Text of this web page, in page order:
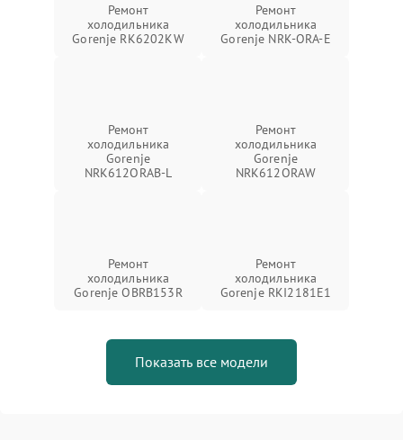
Ремонт
холодильника
Gorenje RK6202KW
Ремонт
холодильника
Gorenje NRK-ORA-E
Ремонт
холодильника
Gorenje
NRK612ORAB-L
Ремонт
холодильника
Gorenje
NRK612ORAW
Ремонт
холодильника
Gorenje OBRB153R
Ремонт
холодильника
Gorenje RKI2181E1
Показать все модели